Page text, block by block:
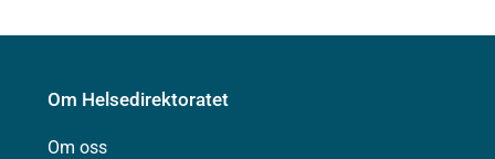
Om Helsedirektoratet
Om oss